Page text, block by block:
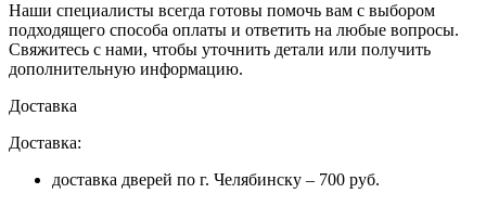
Наши специалисты всегда готовы помочь вам с выбором
подходящего способа оплаты и ответить на любые вопросы.
Свяжитесь с нами, чтобы уточнить детали или получить
дополнительную информацию.
Доставка
Доставка:
доставка дверей по г. Челябинску – 700 руб.